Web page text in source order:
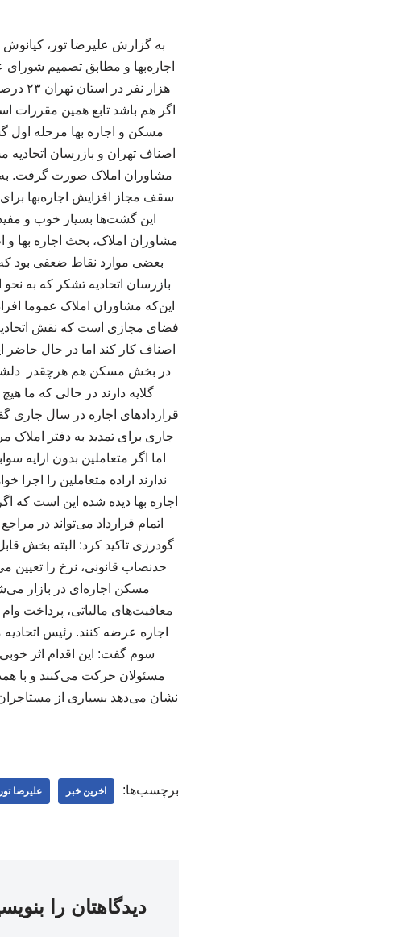
هزار
اگر هم باشد تابع همین مقررات
مسکن و اجاره بها مرحله اول
سقف مجاز افزایش اجاره‌بها
این گشت‌ها بسیار خوب و
مشاوران املاک، بحث اجاره بها
بعضی موارد نقاط ضعفی بود
بازرسان اتحادیه تشکر که به
این‌که مشاوران املاک عموما
فضای مجازی است که نقش
اصناف کار کند اما در حال
در بخش مسکن هم هرچقدر دلشان
گلایه دارند در حالی که ما
قراردادهای اجاره در سال جاری
اما اگر متعاملین بدون ارایه
ندارند اراده متعاملین را
اجاره بها دیده شده این است که
اتمام قرارداد می‌تواند در
گودرزی تاکید کرد: البته بخش
حدنصاب قانونی، نرخ را
مسکن اجاره‌ای در بازار
معافیت‌های مالیاتی، پرداخت
اجاره عرضه کنند. رئیس
سوم گفت: این اقدام اثر
مسئولان حرکت می‌کنند و با
نشان می‌دهد بسیاری از
برچسب‌ها: اخرین خبر علیرضا تور
دیدگاهتان را